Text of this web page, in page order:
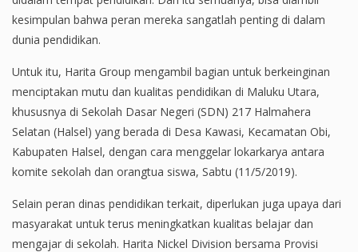
kesimpulan bahwa peran mereka sangatlah penting di dalam
dunia pendidikan.
Untuk itu, Harita Group mengambil bagian untuk berkeinginan
menciptakan mutu dan kualitas pendidikan di Maluku Utara,
khususnya di Sekolah Dasar Negeri (SDN) 217 Halmahera
Selatan (Halsel) yang berada di Desa Kawasi, Kecamatan Obi,
Kabupaten Halsel, dengan cara menggelar lokarkarya antara
komite sekolah dan orangtua siswa, Sabtu (11/5/2019).
Selain peran dinas pendidikan terkait, diperlukan juga upaya dari
masyarakat untuk terus meningkatkan kualitas belajar dan
mengajar di sekolah. Harita Nickel Division bersama Provisi